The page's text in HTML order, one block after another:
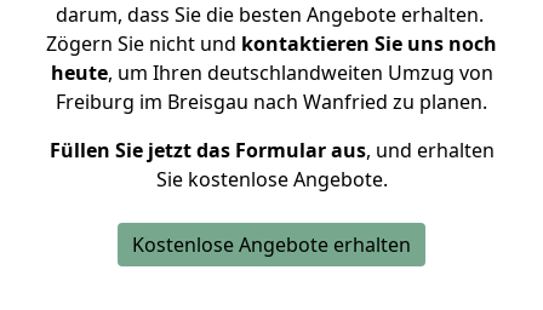
darum, dass Sie die besten Angebote erhalten.
Zögern Sie nicht und kontaktieren Sie uns noch
heute, um Ihren deutschlandweiten Umzug von
Freiburg im Breisgau nach Wanfried zu planen.
Füllen Sie jetzt das Formular aus, und erhalten
Sie kostenlose Angebote.
Kostenlose Angebote erhalten